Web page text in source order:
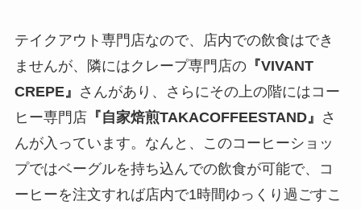
テイクアウト専門店なので、店内での飲食はでき
ませんが、隣にはクレープ専門店の『VIVANT
CREPE』 さんがあり、さらにその上の階にはコー
ヒー専門店『自家焙煎TAKACOFFEESTAND』 さ
んが入っています。なんと、このコーヒーショッ
プではベーグルを持ち込んでの飲食が可能で、コ
ーヒーを注文すれば店内で1時間ゆっくり過ごすこ